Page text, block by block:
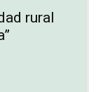
rural